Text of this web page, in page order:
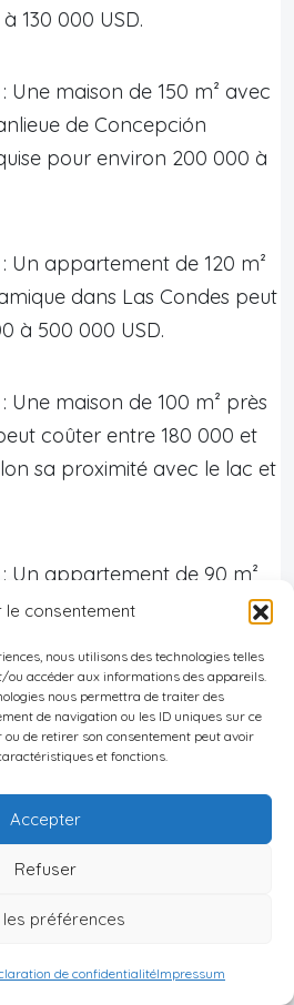
le consentement
nous utilisons des technologies telles
ou accéder aux informations des appareils.
nous permettra de traiter des
de navigation ou les ID uniques sur ce
ou de retirer son consentement peut avoir
et fonctions.
Accepter
Refuser
préférences
de confidentialitéImpressum
130 000 USD.
Une maison de 150 m² avec
de Concepción
pour environ 200 000 à
Un appartement de 120 m²
dans Las Condes peut
à 500 000 USD.
Une maison de 100 m² près
coûter entre 180 000 et
sa proximité avec le lac et
Un appartement de 90 m²
moderne à Viña del
que le choix du type de
objectifs d’investissement,
des revenus locatifs
value à long terme, ou
immobilier chilien